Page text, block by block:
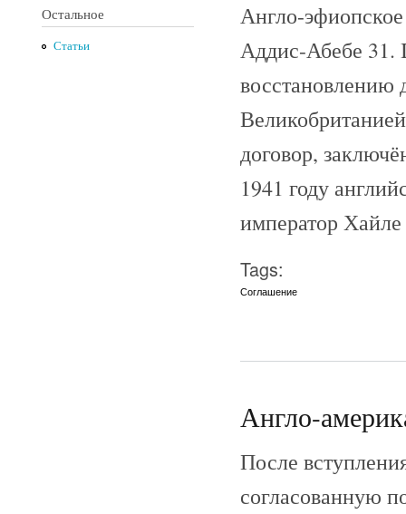
Остальное
Статьи
Англо-
Аддис-Абебе 31.
договор,
1941 году
император
Tags:
Соглашение
Англо-
После
согласованную